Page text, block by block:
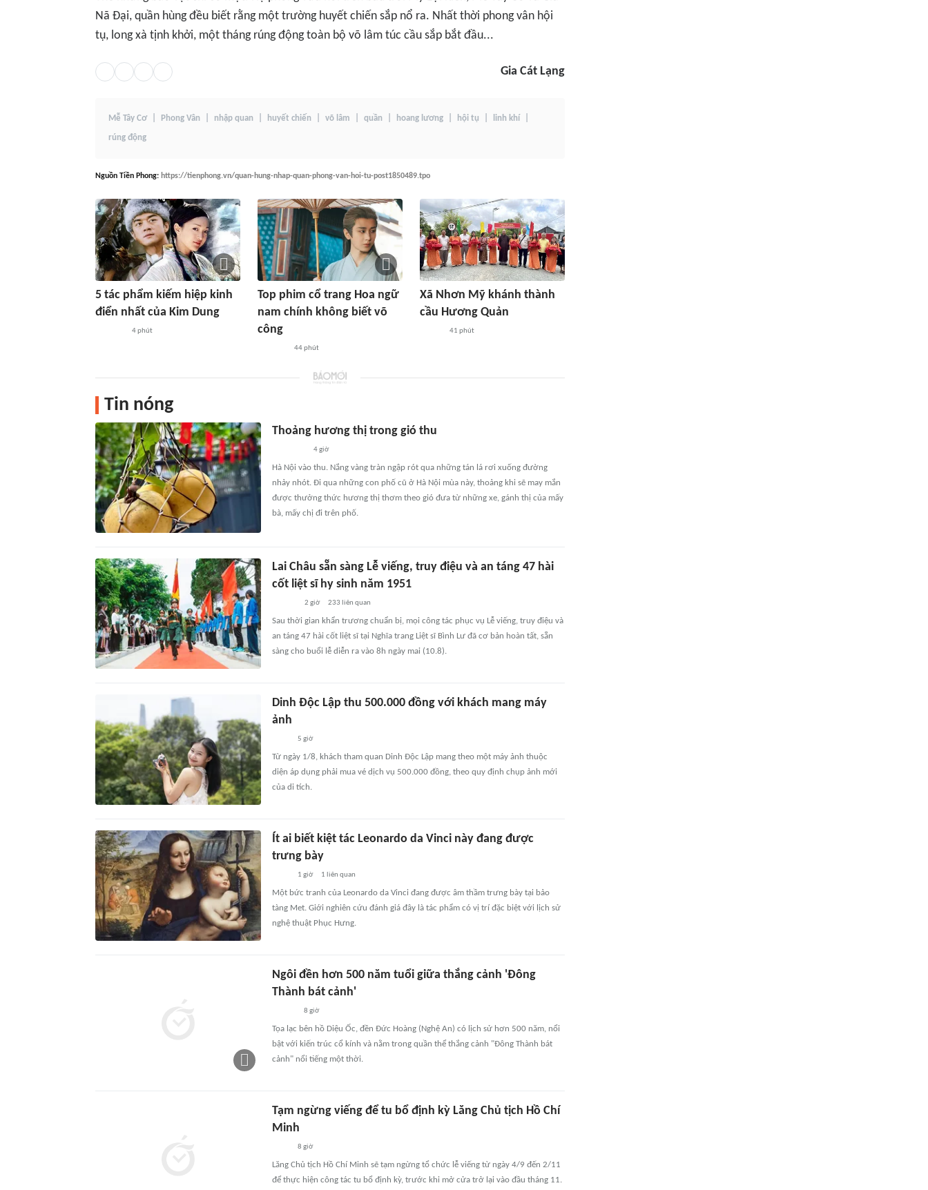
Nã Đại, quần hùng đều biết rằng một trường huyết chiến sắp nổ ra. Nhất thời phong vân hội
tụ, long xà tịnh khởi, một tháng rúng động toàn bộ võ lâm túc cầu sắp bắt đầu...
Gia Cát Lạng
Mễ Tây Cơ Phong Vân nhập quan huyết chiến võ lâm quần hoang lương hội tụ linh khí
rúng động
Nguồn Tiền Phong: https://tienphong.vn/quan-hung-nhap-quan-phong-van-hoi-tu-post1850489.tpo
5 tác phẩm kiếm hiệp kinh
điển nhất của Kim Dung
4 phút
Top phim cổ trang Hoa ngữ
nam chính không biết võ
công
44 phút
Xã Nhơn Mỹ khánh thành
cầu Hương Quản
41 phút
Tin nóng
Thoảng hương thị trong gió thu
4 giờ
Hà Nội vào thu. Nắng vàng tràn ngập rót qua những tán lá rơi xuống đường
nhảy nhót. Đi qua những con phố cũ ở Hà Nội mùa này, thoảng khi sẽ may mắn
được thưởng thức hương thị thơm theo gió đưa từ những xe, gánh thị của mấy
bà, mấy chị đi trên phố.
Lai Châu sẵn sàng Lễ viếng, truy điệu và an táng 47 hài
cốt liệt sĩ hy sinh năm 1951
2 giờ 233 liên quan
Sau thời gian khẩn trương chuẩn bị, mọi công tác phục vụ Lễ viếng, truy điệu và
an táng 47 hài cốt liệt sĩ tại Nghĩa trang Liệt sĩ Bình Lư đã cơ bản hoàn tất, sẵn
sàng cho buổi lễ diễn ra vào 8h ngày mai (10.8).
Dinh Độc Lập thu 500.000 đồng với khách mang máy
ảnh
5 giờ
Từ ngày 1/8, khách tham quan Dinh Độc Lập mang theo một máy ảnh thuộc
diện áp dụng phải mua vé dịch vụ 500.000 đồng, theo quy định chụp ảnh mới
của di tích.
Ít ai biết kiệt tác Leonardo da Vinci này đang được
trưng bày
1 giờ 1 liên quan
Một bức tranh của Leonardo da Vinci đang được âm thầm trưng bày tại bảo
tàng Met. Giới nghiên cứu đánh giá đây là tác phẩm có vị trí đặc biệt với lịch sử
nghệ thuật Phục Hưng.
Ngôi đền hơn 500 năm tuổi giữa thắng cảnh 'Đông
Thành bát cảnh'
8 giờ
Tọa lạc bên hồ Diệu Ốc, đền Đức Hoàng (Nghệ An) có lịch sử hơn 500 năm, nổi
bật với kiến trúc cổ kính và nằm trong quần thể thắng cảnh "Đông Thành bát
cảnh" nổi tiếng một thời.
Tạm ngừng viếng để tu bổ định kỳ Lăng Chủ tịch Hồ Chí
Minh
8 giờ
Lăng Chủ tịch Hồ Chí Minh sẽ tạm ngừng tổ chức lễ viếng từ ngày 4/9 đến 2/11
để thực hiện công tác tu bổ định kỳ, trước khi mở cửa trở lại vào đầu tháng 11.